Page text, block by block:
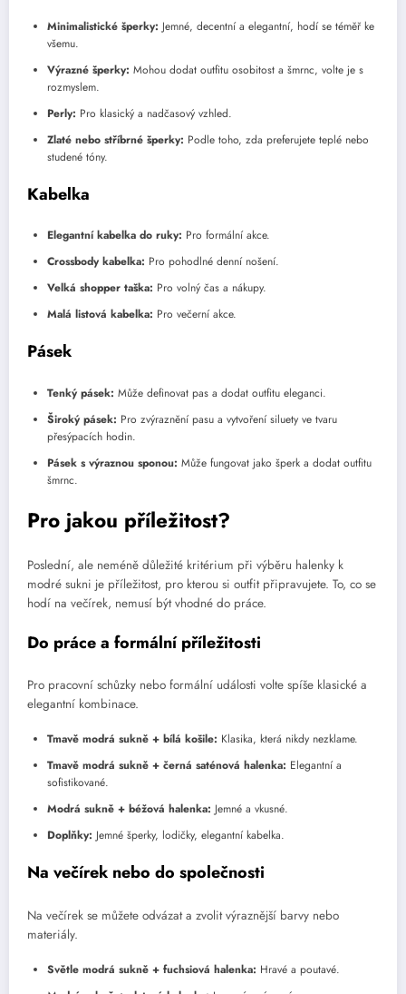
Minimalistické šperky: Jemné, decentní a elegantní, hodí se téměř ke
všemu.
Výrazné šperky: Mohou dodat outfitu osobitost a šmrnc, volte je s
rozmyslem.
Perly: Pro klasický a nadčasový vzhled.
Zlaté nebo stříbrné šperky: Podle toho, zda preferujete teplé nebo
studené tóny.
Kabelka
Elegantní kabelka do ruky: Pro formální akce.
Crossbody kabelka: Pro pohodlné denní nošení.
Velká shopper taška: Pro volný čas a nákupy.
Malá listová kabelka: Pro večerní akce.
Pásek
Tenký pásek: Může definovat pas a dodat outfitu eleganci.
Široký pásek: Pro zvýraznění pasu a vytvoření siluety ve tvaru
přesýpacích hodin.
Pásek s výraznou sponou: Může fungovat jako šperk a dodat outfitu
šmrnc.
Pro jakou příležitost?
Poslední, ale neméně důležité kritérium při výběru halenky k
modré sukni je příležitost, pro kterou si outfit připravujete. To, co se
hodí na večírek, nemusí být vhodné do práce.
Do práce a formální příležitosti
Pro pracovní schůzky nebo formální události volte spíše klasické a
elegantní kombinace.
Tmavě modrá sukně + bílá košile: Klasika, která nikdy nezklame.
Tmavě modrá sukně + černá saténová halenka: Elegantní a
sofistikované.
Modrá sukně + béžová halenka: Jemné a vkusné.
Doplňky: Jemné šperky, lodičky, elegantní kabelka.
Na večírek nebo do společnosti
Na večírek se můžete odvázat a zvolit výraznější barvy nebo
materiály.
Světle modrá sukně + fuchsiová halenka: Hravé a poutavé.